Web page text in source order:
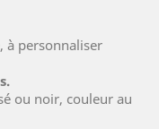
à personnaliser
ou noir, couleur au